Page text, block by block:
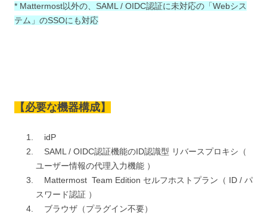
* Mattermost以外の、SAML / OIDC認証に未対応の「Webシス
テム」のSSOにも対応
【必要な機器構成】
idP
SAML / OIDC認証機能のID認識型 リバースプロキシ（
ユーザー情報の代理入力機能 ）
Mattermost Team Edition セルフホストプラン（ ID / パ
スワード認証 ）
ブラウザ（プラグイン不要）